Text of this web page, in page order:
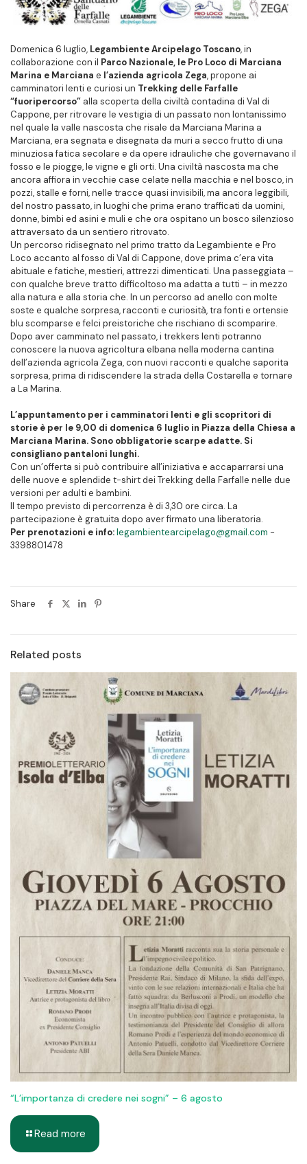
Domenica 6 luglio, Legambiente Arcipelago Toscano, in
collaborazione con il Parco Nazionale, le Pro Loco di Marciana
Marina e Marciana e l’azienda agricola Zega, propone ai
camminatori lenti e curiosi un Trekking delle Farfalle
“fuoripercorso” alla scoperta della civiltà contadina di Val di
Cappone, per ritrovare le vestigia di un passato non lontanissimo
nel quale la valle nascosta che risale da Marciana Marina a
Marciana, era segnata e disegnata da muri a secco frutto di una
minuziosa fatica secolare e da opere idrauliche che governavano il
fosso e le piogge, le vigne e gli orti. Una civiltà nascosta ma che
ancora affiora in vecchie case celate nella macchia e nel bosco, in
pozzi, stalle e forni, nelle tracce quasi invisibili, ma ancora leggibili,
del nostro passato, in luoghi che prima erano trafficati da uomini,
donne, bimbi ed asini e muli e che ora ospitano un bosco silenzioso
attraversato da un sentiero ritrovato.
Un percorso ridisegnato nel primo tratto da Legambiente e Pro
Loco accanto al fosso di Val di Cappone, dove prima c’era vita
abituale e fatiche, mestieri, attrezzi dimenticati. Una passeggiata –
con qualche breve tratto difficoltoso ma adatta a tutti – in mezzo
alla natura e alla storia che. In un percorso ad anello con molte
soste e qualche sorpresa, racconti e curiosità, tra fonti e ortensie
blu scomparse e felci preistoriche che rischiano di scomparire.
Dopo aver camminato nel passato, i trekkers lenti potranno
conoscere la nuova agricoltura elbana nella moderna cantina
dell’azienda agricola Zega, con nuovi racconti e qualche saporita
sorpresa, prima di ridiscendere la strada della Costarella e tornare
a La Marina.
L’appuntamento per i camminatori lenti e gli scopritori di
storie è per le 9,00 di domenica 6 luglio in Piazza della Chiesa a
Marciana Marina. Sono obbligatorie scarpe adatte. Si
consigliano pantaloni lunghi.
Con un’offerta si può contribuire all’iniziativa e accaparrarsi una
delle nuove e splendide t-shirt dei Trekking della Farfalle nelle due
versioni per adulti e bambini.
Il tempo previsto di percorrenza è di 3,30 ore circa. La
partecipazione è gratuita dopo aver firmato una liberatoria.
Per prenotazioni e info:legambientearcipelago@gmail.com -
3398801478
Share
Related posts
“L’importanza di credere nei sogni” – 6 agosto
Read more